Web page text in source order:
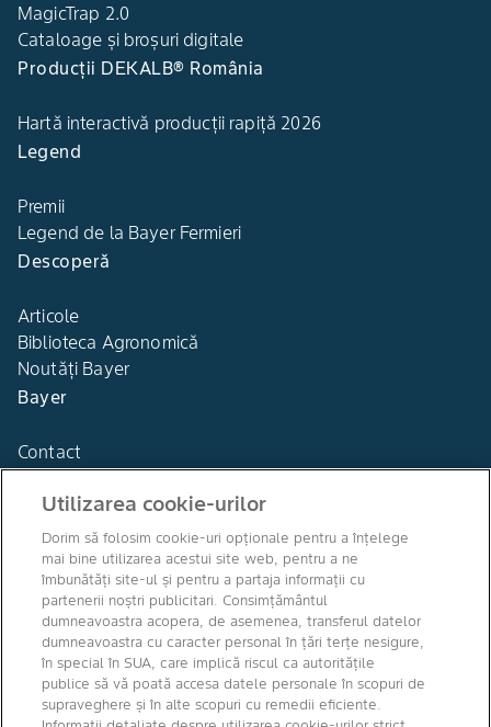
MagicTrap 2.0
Cataloage și broșuri digitale
Producții DEKALB® România
Hartă interactivă producții rapiță 2026
Legend
Premii
Legend de la Bayer Fermieri
Descoperă
Articole
Biblioteca Agronomică
Noutăți Bayer
Bayer
Contact
Agro Bayer
România
Canale media
Utilizarea cookie-urilor
Dorim să folosim cookie-uri opționale pentru a înțelege
mai bine utilizarea acestui site web, pentru a ne
îmbunătăți site-ul și pentru a partaja informații cu
partenerii noștri publicitari. Consimțământul
dumneavoastra acopera, de asemenea, transferul datelor
dumneavoastra cu caracter personal în țări terțe nesigure,
în special în SUA, care implică riscul ca autoritățile
publice să vă poată accesa datele personale în scopuri de
supraveghere și în alte scopuri cu remedii eficiente.